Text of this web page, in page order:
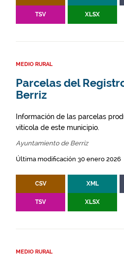
TSV XLSX
MEDIO RURAL
Parcelas del
Berriz
Información de las parcelas
vitícola de este municipio.
Ayuntamiento de Berriz
Última modificación 30 enero 2026
CSV XML
TSV XLSX
MEDIO RURAL